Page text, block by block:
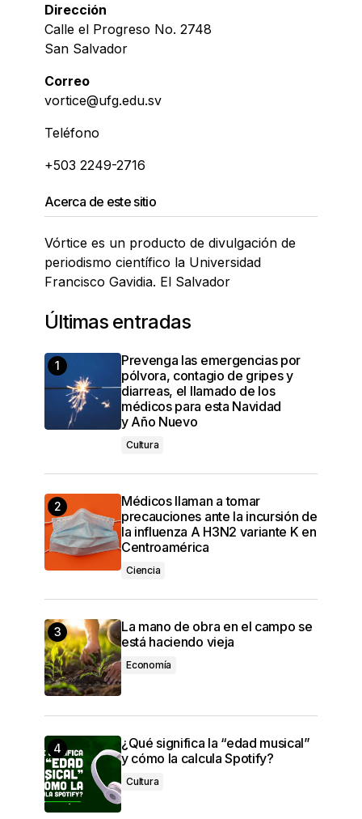
Dirección
Calle el Progreso No. 2748
San Salvador
Correo
vortice@ufg.edu.sv
Teléfono
+503 2249-2716
Acerca de este sitio
Vórtice es un producto de divulgación de
periodismo científico la Universidad
Francisco Gavidia. El Salvador
Últimas entradas
Prevenga las emergencias por
pólvora, contagio de gripes y
diarreas, el llamado de los
médicos para esta Navidad
y Año Nuevo
Cultura
Médicos llaman a tomar
precauciones ante la incursión de
la influenza A H3N2 variante K en
Centroamérica
Ciencia
La mano de obra en el campo se
está haciendo vieja
Economía
¿Qué significa la “edad musical”
y cómo la calcula Spotify?
Cultura